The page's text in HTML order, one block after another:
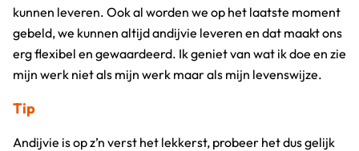
kunnen leveren. Ook al worden we op het laatste moment
gebeld, we kunnen altijd andijvie leveren en dat maakt ons
erg flexibel en gewaardeerd. Ik geniet van wat ik doe en zie
mijn werk niet als mijn werk maar als mijn levenswijze.
Tip
Andijvie is op z’n verst het lekkerst, probeer het dus gelijk